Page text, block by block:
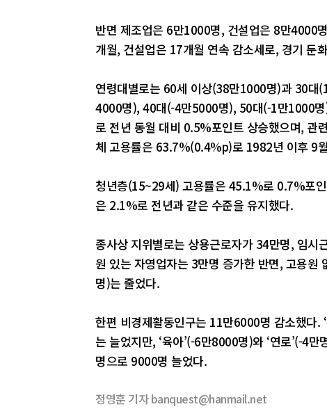
반면 제조업은 6만1000명, 건설업은 8만4000
개월, 건설업은 17개월 연속 감소세로, 경기 둔
연령대별로는 60세 이상(38만1000명)과 30
4000명), 40대(-4만5000명), 50대(-1만1000
로 전년 동월 대비 0.5%포인트 상승했으며, 관
체 고용률은 63.7%(0.4%p)로 1982년 이후 9
청년층(15~29세) 고용률은 45.1%로 0.7%포
은 2.1%로 전년과 같은 수준을 유지했다.
종사상 지위별로는 상용근로자가 34만명, 임
원 있는 자영업자는 3만명 증가한 반면, 고용
명)는 줄었다.
한편 비경제활동인구는 11만6000명 감소했다.
는 늘었지만, ‘육아’(-6만8000명)와 ‘연로’(-4
명으로 9000명 늘었다.
정영훈 기자 banquest@hanmail.net